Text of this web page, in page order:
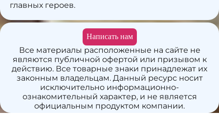
главных героев.
Все материалы расположенные на сайте не
являются публичной офертой или призывом к
действию. Все товарные знаки принадлежат их
законным владельцам. Данный ресурс носит
исключительно информационно-
ознакомительный характер, и не является
официальным продуктом компании.
Написать нам